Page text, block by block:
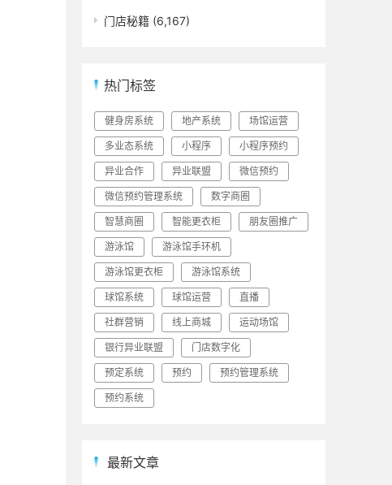
门店秘籍 (6,167)
热门标签
健身房系统 地产系统 场馆运营
多业态系统 小程序 小程序预约
异业合作 异业联盟 微信预约
微信预约管理系统 数字商圈
智慧商圈 智能更衣柜 朋友圈推广
游泳馆 游泳馆手环机
游泳馆更衣柜 游泳馆系统
球馆系统 球馆运营 直播
社群营销 线上商城 运动场馆
银行异业联盟 门店数字化
预定系统 预约 预约管理系统
预约系统
最新文章